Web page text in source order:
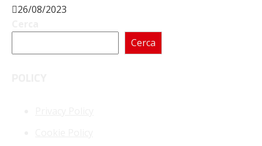
26/08/2023
Cerca